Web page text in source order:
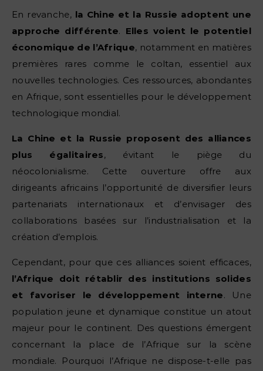
En revanche, la Chine et la Russie adoptent une
approche différente. Elles voient le potentiel
économique de l’Afrique, notamment en matières
premières rares comme le coltan, essentiel aux
nouvelles technologies. Ces ressources, abondantes
en Afrique, sont essentielles pour le développement
technologique mondial.
La Chine et la Russie proposent des alliances
plus égalitaires, évitant le piège du
néocolonialisme. Cette ouverture offre aux
dirigeants africains l’opportunité de diversifier leurs
partenariats internationaux et d’envisager des
collaborations basées sur l’industrialisation et la
création d’emplois.
Cependant, pour que ces alliances soient efficaces,
l’Afrique doit rétablir des institutions solides
et favoriser le développement interne. Une
population jeune et dynamique constitue un atout
majeur pour le continent. Des questions émergent
concernant la place de l’Afrique sur la scène
mondiale. Pourquoi l’Afrique ne dispose-t-elle pas